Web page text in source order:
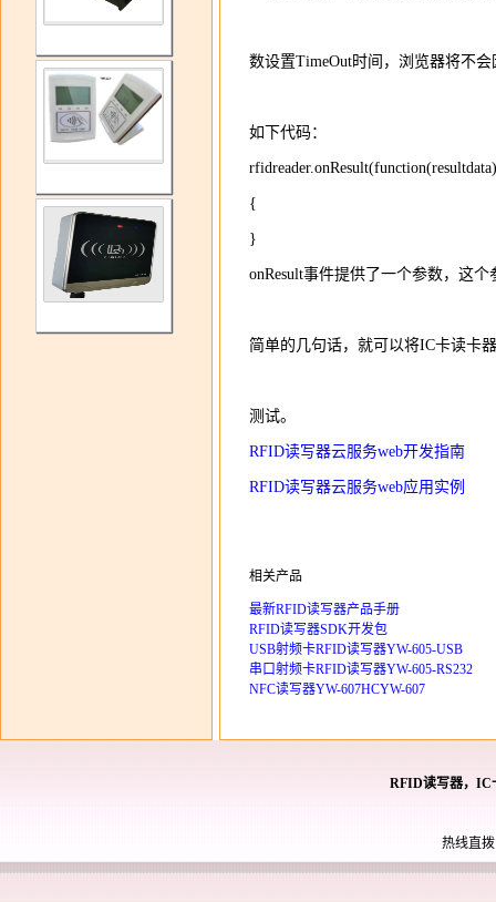
数设置TimeOut时间，浏览器将不
如下代码：
rfidreader.onResult(function(resultdata)
{
}
onResult事件提供了一个参数，这
简单的几句话，就可以将IC卡读卡
测试。
RFID读写器云服务web开发指南
RFID读写器云服务web应用实例
相关产品
最新RFID读写器产品手册
RFID读写器SDK开发包
USB射频卡RFID读写器YW-605-USB
串口射频卡RFID读写器YW-605-RS232
NFC读写器YW-607HCYW-607
RFID读写器，IC
热线直拨